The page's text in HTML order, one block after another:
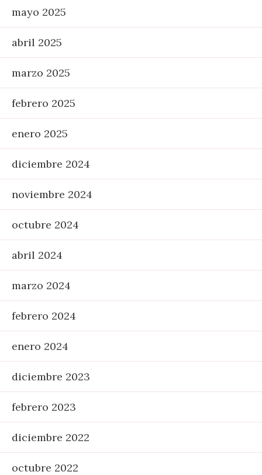
mayo 2025
abril 2025
marzo 2025
febrero 2025
enero 2025
diciembre 2024
noviembre 2024
octubre 2024
abril 2024
marzo 2024
febrero 2024
enero 2024
diciembre 2023
febrero 2023
diciembre 2022
octubre 2022